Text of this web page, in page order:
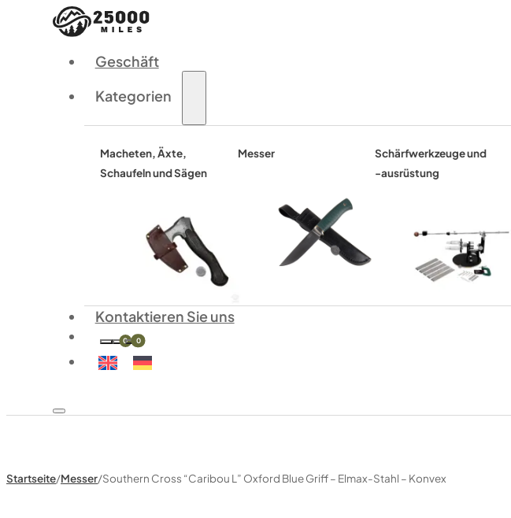
Geschäft
Kategorien
Macheten, Äxte,
Schaufeln und Sägen
Messer
Schärfwerkzeuge und
-ausrüstung
Kontaktieren Sie uns
0 0
Startseite/Messer/Southern Cross “Caribou L” Oxford Blue Griff – Elmax-Stahl – Konvex